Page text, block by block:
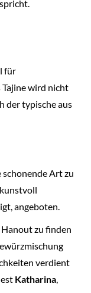
für
Tajine wird nicht
der typische aus
Art zu
angeboten.
zu finden
verdient
Katharina